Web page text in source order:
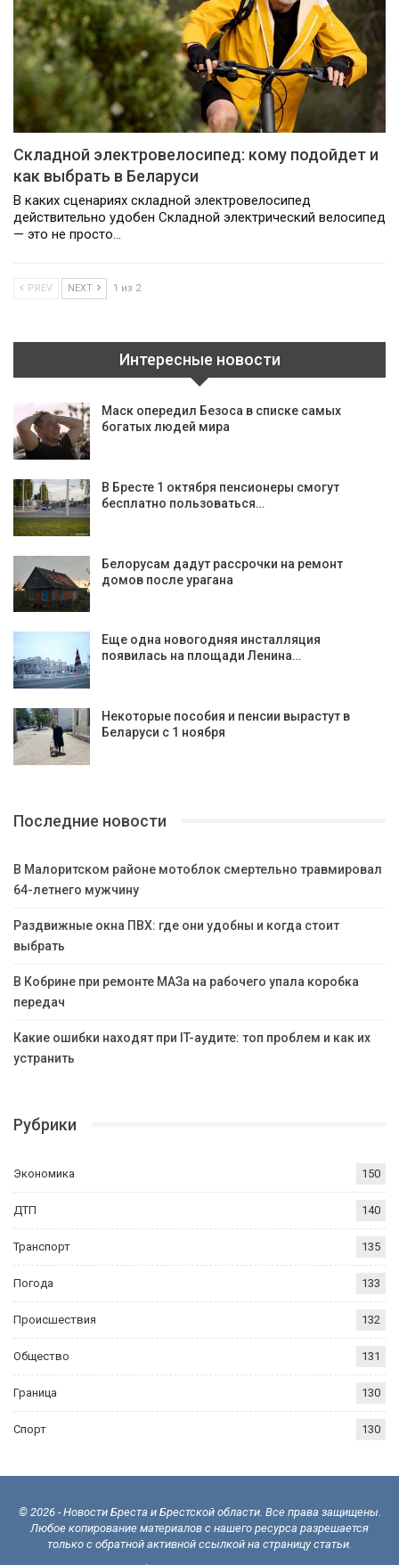
Складной электровелосипед: кому подойдет и
как выбрать в Беларуси
В каких сценариях складной электровелосипед
действительно удобен Складной электрический велосипед
— это не просто…
PREV NEXT 1 из 2
Интересные новости
Маск опередил Безоса в списке самых
богатых людей мира
В Бресте 1 октября пенсионеры смогут
бесплатно пользоваться…
Белорусам дадут рассрочки на ремонт
домов после урагана
Еще одна новогодняя инсталляция
появилась на площади Ленина…
Некоторые пособия и пенсии вырастут в
Беларуси с 1 ноября
Последние новости
В Малоритском районе мотоблок смертельно травмировал
64-летнего мужчину
Раздвижные окна ПВХ: где они удобны и когда стоит
выбрать
В Кобрине при ремонте МАЗа на рабочего упала коробка
передач
Какие ошибки находят при IT-аудите: топ проблем и как их
устранить
Рубрики
Экономика 150
ДТП 140
Транспорт 135
Погода 133
Происшествия 132
Общество 131
Граница 130
Спорт 130
© 2026 - Новости Бреста и Брестской области. Все права защищены.
Любое копирование материалов с нашего ресурса разрешается
только с обратной активной ссылкой на страницу статьи.